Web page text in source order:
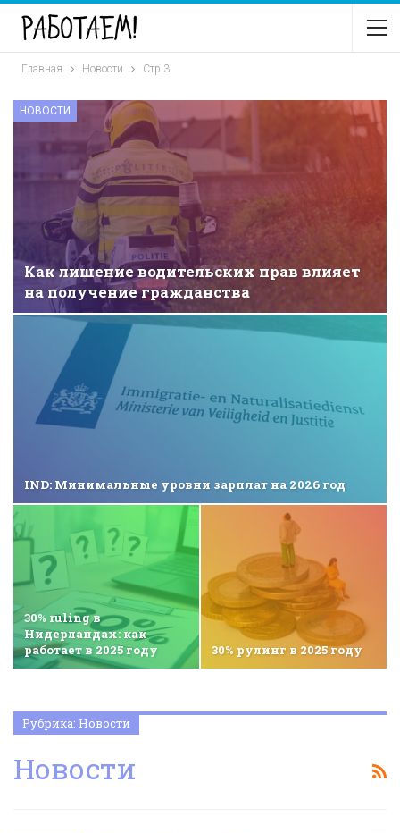
Главная Новости Стр 3
НОВОСТИ
Как лишение водительских прав влияет
на получение гражданства
IND: Минимальные уровни зарплат на 2026 год
30% ruling в
Нидерландах: как
работает в 2025 году
30% рулинг в 2025 году
Рубрика: Новости
Новости